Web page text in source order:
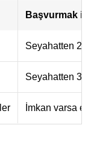
Başvurmak
Seyahatten 2-
Seyahatten 3-
İmkan varsa